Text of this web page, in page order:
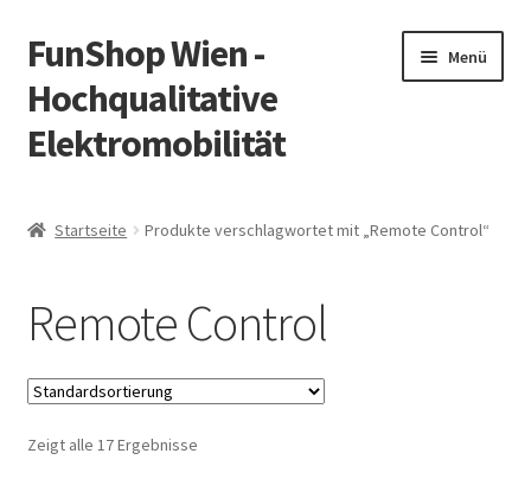
Zur
Navigation
springen
Zum
Inhalt
springen
FunShop Wien -
Hochqualitative
Elektromobilität
Menü
öffnen
Vorsicht Internetbetrug
Über FunShop
Impressum
Startseite Produkte verschlagwortet mit „Remote Control“
Remote Control
Zeigt alle 17 Ergebnisse